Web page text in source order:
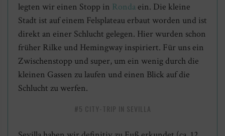
legten wir einen Stopp in Ronda ein. Die kleine
Stadt ist auf einem Felsplateau erbaut worden und ist
direkt an einer Schlucht gelegen. Hier wurden schon
früher Rilke und Hemingway inspiriert. Für uns ein
Zwischenstopp und super, um ein wenig durch die
kleinen Gassen zu laufen und einen Blick auf die
Schlucht zu werfen.
#5 CITY-TRIP IN SEVILLA